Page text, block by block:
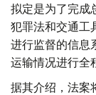
拟定是为了完成
犯罪法和交通工
进行监督的信息
运输情况进行全
据其介绍，法案